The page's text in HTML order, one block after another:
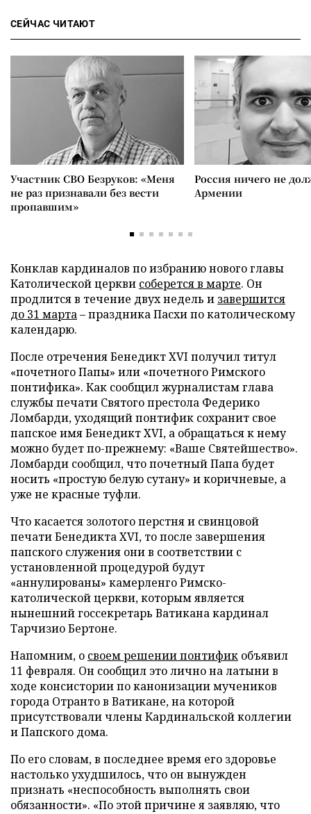
СЕЙЧАС ЧИТАЮТ
Участник СВО Безруков: «Меня
не раз признавали без вести
пропавшим»
Россия ничего не
Армении
Конклав кардиналов по избранию нового главы
Католической церкви соберется в марте. Он
продлится в течение двух недель и завершится
до 31 марта– праздника Пасхи по католическому
календарю.
После отречения Бенедикт XVI получил титул
«почетного Папы» или «почетного Римского
понтифика». Как сообщил журналистам глава
службы печати Святого престола Федерико
Ломбарди, уходящий понтифик сохранит свое
папское имя Бенедикт XVI, а обращаться к нему
можно будет по-прежнему: «Ваше Святейшество».
Ломбарди сообщил, что почетный Папа будет
носить «простую белую сутану» и коричневые, а
уже не красные туфли.
Что касается золотого перстня и свинцовой
печати Бенедикта XVI, то после завершения
папского служения они в соответствии с
установленной процедурой будут
«аннулированы» камерленго Римско-
католической церкви, которым является
нынешний госсекретарь Ватикана кардинал
Тарчизио Бертоне.
Напомним, о своем решении понтифик объявил
11 февраля. Он сообщил это лично на латыни в
ходе консистории по канонизации мучеников
города Отранто в Ватикане, на которой
присутствовали члены Кардинальской коллегии
и Папского дома.
По его словам, в последнее время его здоровье
настолько ухудшилось, что он вынужден
признать «неспособность выполнять свои
обязанности». «По этой причине я заявляю, что